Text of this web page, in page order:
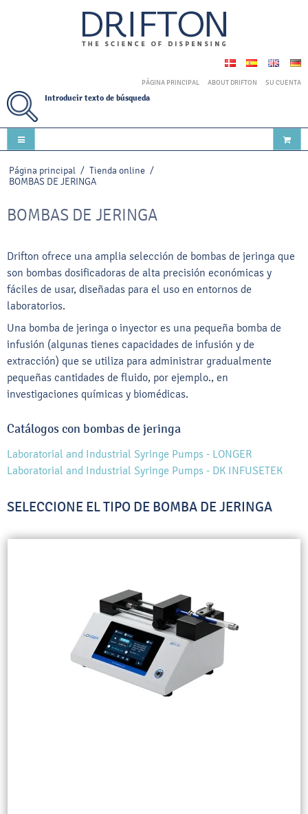
PÁGINA PRINCIPAL ABOUT DRIFTON SU CUENTA
Introducir texto de búsqueda
Página principal / Tienda online /
BOMBAS DE JERINGA
BOMBAS DE JERINGA
Drifton ofrece una amplia selección de bombas de jeringa que
son bombas dosificadoras de alta precisión económicas y
fáciles de usar, diseñadas para el uso en entornos de
laboratorios.
Una bomba de jeringa o inyector es una pequeña bomba de
infusión (algunas tienes capacidades de infusión y de
extracción) que se utiliza para administrar gradualmente
pequeñas cantidades de fluido, por ejemplo., en
investigaciones químicas y biomédicas.
Catálogos con bombas de jeringa
Laboratorial and Industrial Syringe Pumps - LONGER
Laboratorial and Industrial Syringe Pumps - DK INFUSETEK
SELECCIONE EL TIPO DE BOMBA DE JERINGA